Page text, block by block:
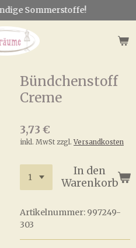
Sommerstoffe!
Bündchenstoff
Creme
3,73 €
inkl. MwSt zzgl.Versandkosten
In den
Warenkorb
Artikelnummer: 997249-
303